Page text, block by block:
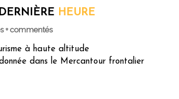
DERNIÈRE HEURE
+ commentés
à haute altitude
dans le Mercantour frontalier